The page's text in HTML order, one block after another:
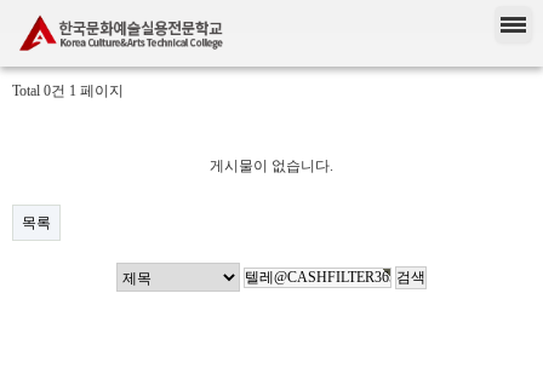
Total 0건 1 페이지
게시물이 없습니다.
목록